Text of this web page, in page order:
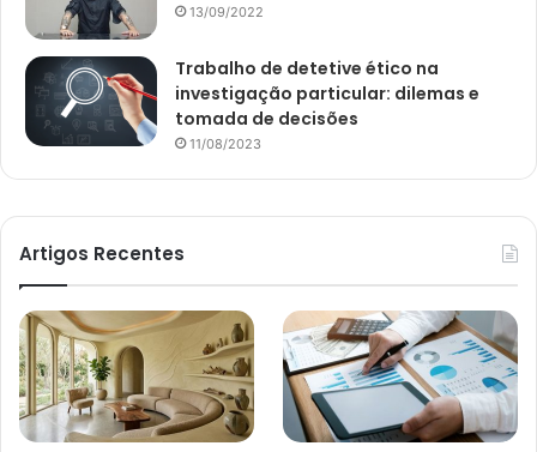
13/09/2022
Trabalho de detetive ético na
investigação particular: dilemas e
tomada de decisões
11/08/2023
Artigos Recentes